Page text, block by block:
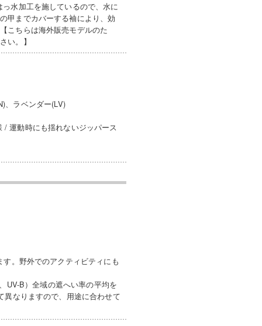
水加工を施しているので、水に
甲までカバーする袖により、効
こちらは海外販売モデルのた
い。】
、ラベンダー(LV)
運動時にも揺れないジッパース
。野外でのアクティビティにも
UV-B）全域の遮へい率の平均を
なりますので、用途に合わせて